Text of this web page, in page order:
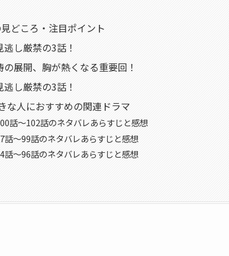
どころ・注目ポイント
し厳禁の3話！
展開、胸が熱くなる重要回！
し厳禁の3話！
な人におすすめの関連ドラマ
話〜102話のネタバレあらすじと感想
〜99話のネタバレあらすじと感想
話〜96話のネタバレあらすじと感想